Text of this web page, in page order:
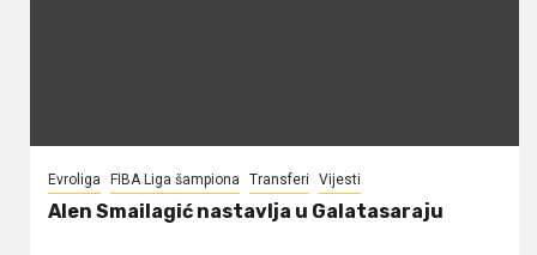
Evroliga FIBA Liga šampiona Transferi Vijesti
Alen Smailagić nastavlja u Galatasaraju